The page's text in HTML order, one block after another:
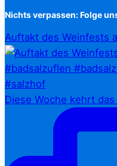
Nichts verpassen: Folge
Auftakt des Weinfests
Diese Woche kehrt